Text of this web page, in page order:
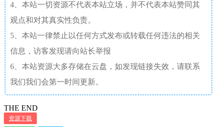
4、本站一切资源不代表本站立场，并不代表本站赞同其
观点和对其真实性负责。
5、本站一律禁止以任何方式发布或转载任何违法的相关
信息，访客发现请向站长举报
6、本站资源大多存储在云盘，如发现链接失效，请联系
我们我们会第一时间更新。
THE END
资源下载